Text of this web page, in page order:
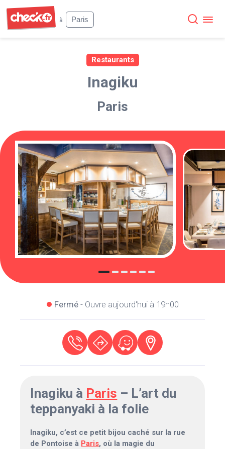
à
Paris
Restaurants
Inagiku
Paris
Fermé- Ouvre aujourd'hui à 19h00
Inagiku à Paris – L’art du
teppanyaki à la folie
Inagiku, c’est ce petit bijou caché sur la rue
de Pontoise à Paris, où la magie du